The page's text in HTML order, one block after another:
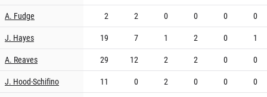
A. Fudge
2 2 0 0 0
0
J. Hayes
19 7 1 2 0
1
A. Reaves
29 12 2 2 0
0
J. Hood-Schifino
11 0 2 0 0
0